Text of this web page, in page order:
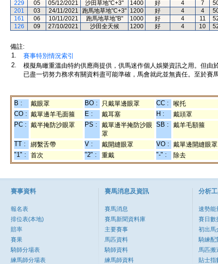
229
05 05/12/2021 沙田草地"C+3" 1400 好 4 7
201
03 24/11/2021 跑馬地草地"C+3" 1200 好 4 4
161
06 10/11/2021 跑馬地草地"B" 1000 好 4 11
126
09 27/10/2021 沙田全天候 1200 好 4 10
備註:
1.
賽事特別情況索引
2.
模擬鳥瞰重溫由特約供應商提供，供馬迷作個人娛樂資訊之用。但
已盡一切努力務求有關資料盡可能準確，馬會就此並無責任。至於賽
B : 戴眼罩 BO : 只戴單邊眼罩 CC :
喉托
CO : 戴單邊羊毛面箍 E : 戴耳塞 H :
戴頭罩
PC : 戴半掩防沙眼罩 PS :
戴單邊半掩防沙眼
罩
SB : 戴羊毛額箍
TT : 綁繫舌帶 V : 戴開縫眼罩 VO : 戴單邊開縫眼罩
"1" :
首次 "2" : 重戴 "-" : 除去
賽事資料
報名表
排位表(本地)
賠率
賽果
騎師分場表
練馬師分場表
賽馬消息及資訊
賽馬消息
賽馬新聞資料庫
主要賽事
馬匹資料
騎師資料
練馬師資料
分析
速勢能
賽日數
初出馬
騎練配
馬匹搬
貼士指